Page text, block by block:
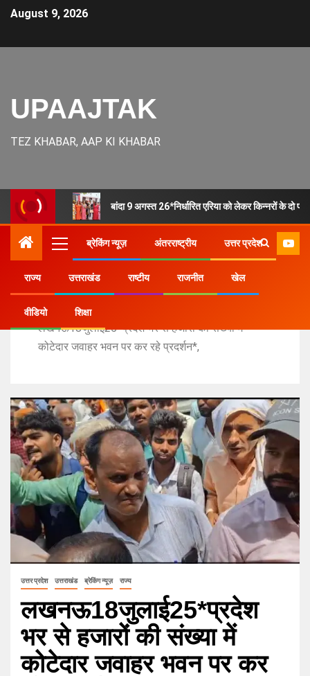
August 9, 2026
UPAAJTAK
TEZ KHABAR, AAP KI KHABAR
बांदा 9 अगस्त 26*निर्धारित एरिया को लेकर किन्नरों के दो
ब्रेकिंग न्यूज़ अंतरराष्ट्रीय उत्तर प्रदेश
राज्य उत्तराखंड राष्टीय राजनीत खेल
वीडियो शिक्षा
Home
उत्तर प्रदेश
लखनऊ18जुलाई25*प्रदेश भर से हजारों की संख्या में
कोटेदार जवाहर भवन पर कर रहे प्रदर्शन*,
उत्तर प्रदेश उत्तराखंड ब्रेकिंग न्यूज़ राज्य
लखनऊ18जुलाई25*प्रदेश
भर से हजारों की संख्या में
कोटेदार जवाहर भवन पर कर